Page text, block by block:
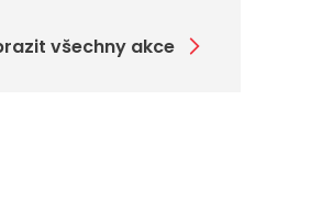
všechny akce